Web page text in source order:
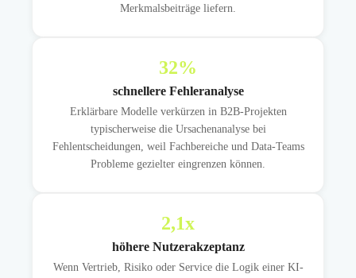
Merkmalsbeiträge liefern.
32%
schnellere Fehleranalyse
Erklärbare Modelle verkürzen in B2B-Projekten
typischerweise die Ursachenanalyse bei
Fehlentscheidungen, weil Fachbereiche und Data-Teams
Probleme gezielter eingrenzen können.
2,1x
höhere Nutzerakzeptanz
Wenn Vertrieb, Risiko oder Service die Logik einer KI-